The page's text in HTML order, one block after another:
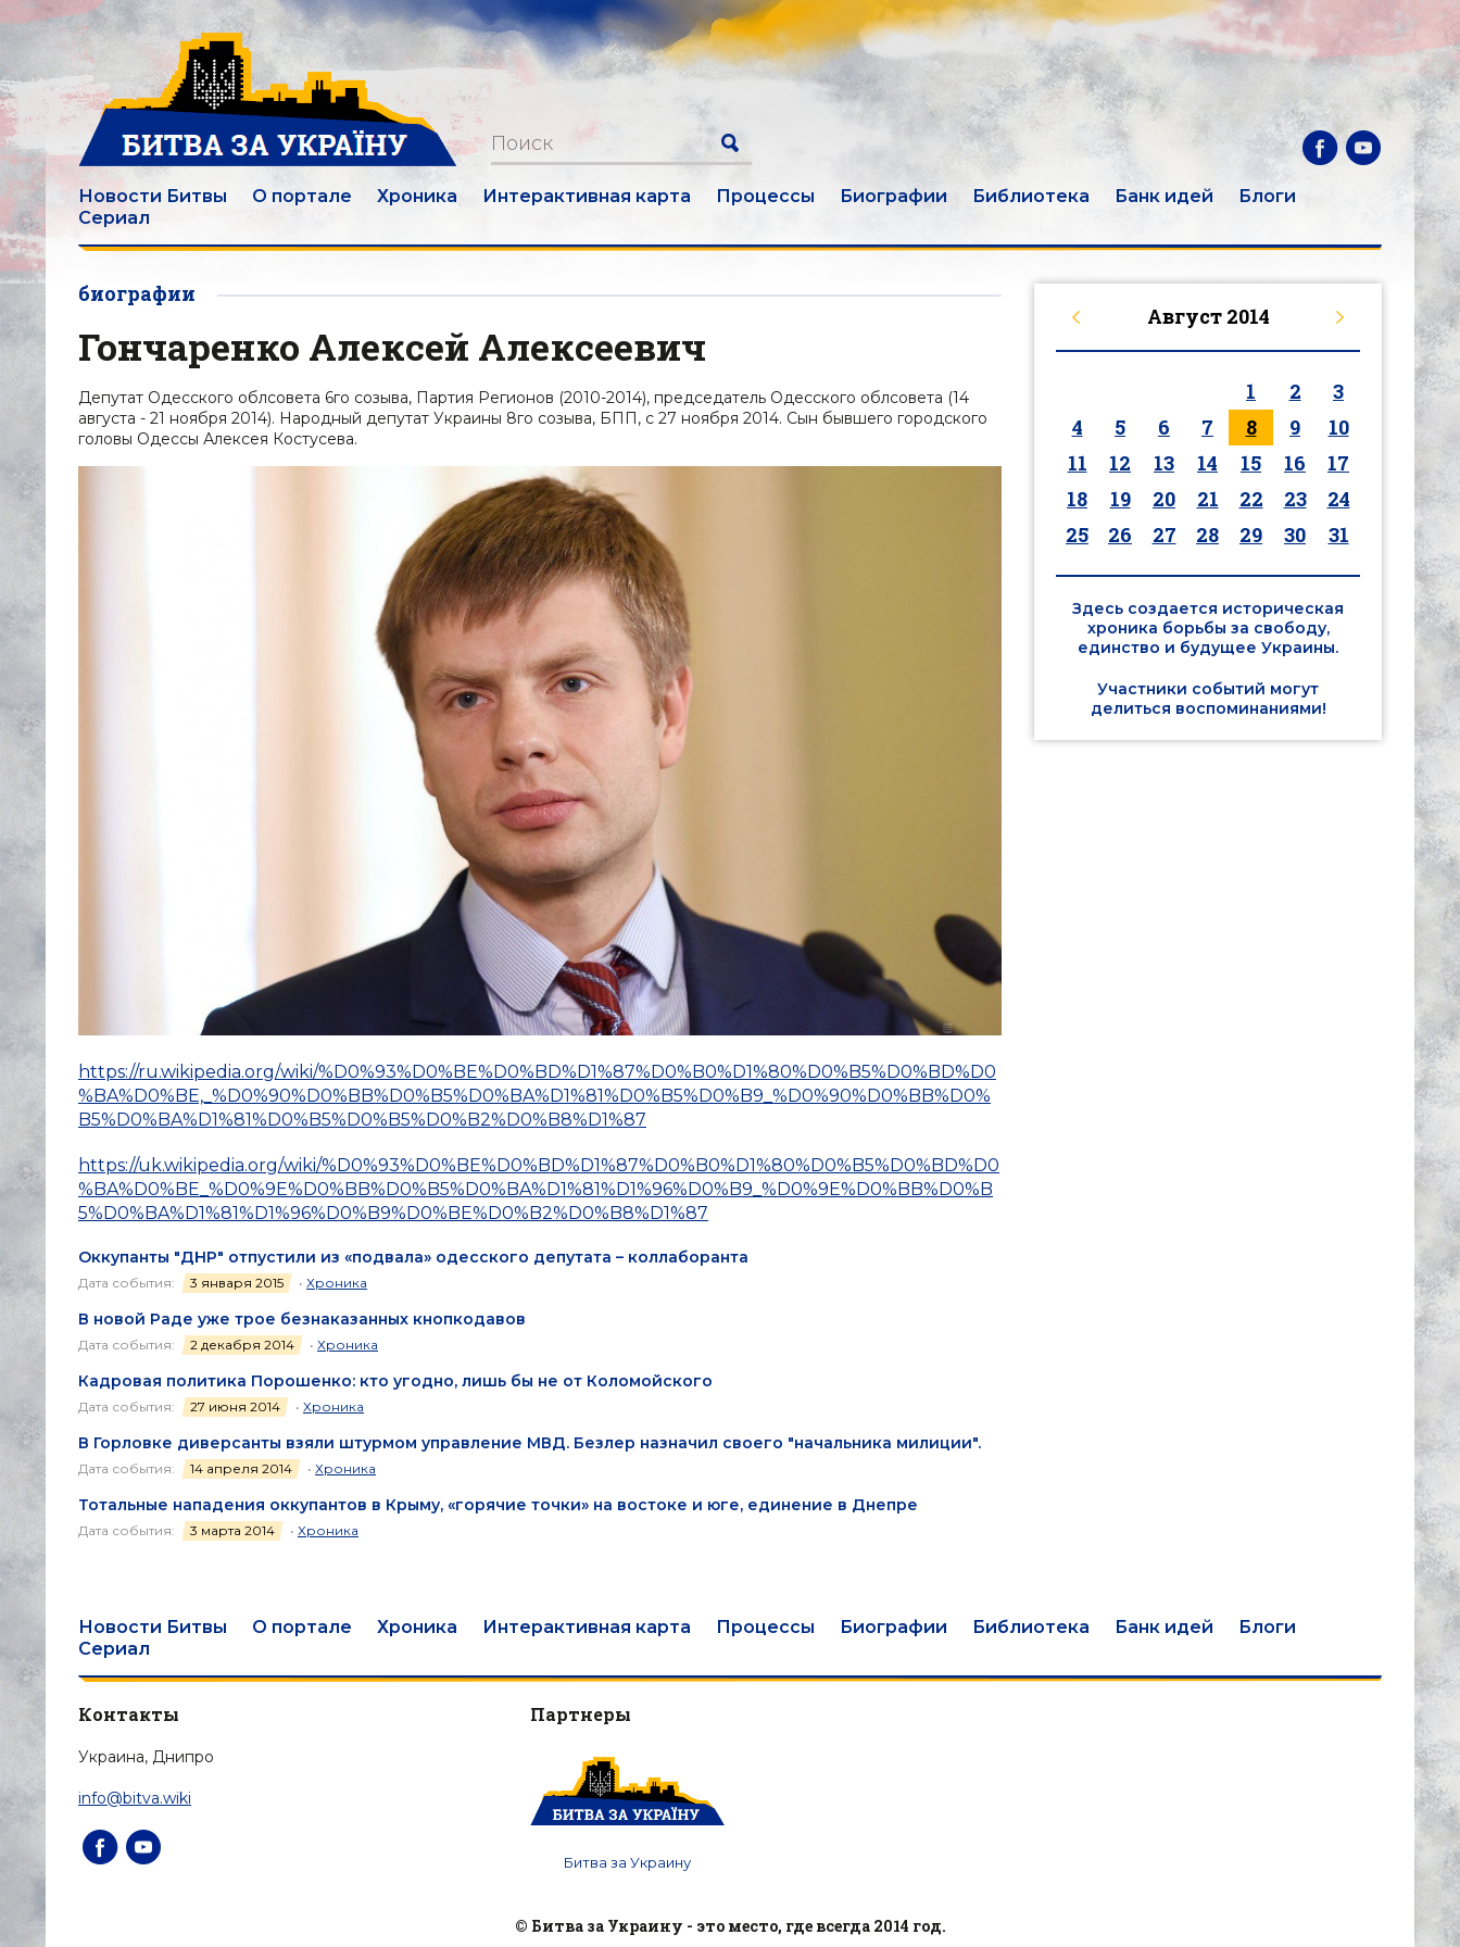
Новости Битвы О портале Хроника Интерактивная карта Процессы Биографии Библиотека Банк идей
Блоги
Сериал
биографии
Гончаренко Алексей Алексеевич
Депутат Одесского облсовета 6го созыва, Партия Регионов (2010-2014), председатель Одесского облсовета (14
августа - 21 ноября 2014). Народный депутат Украины 8го созыва, БПП, с 27 ноября 2014. Сын бывшего городского
головы Одессы Алексея Костусева.
https://ru.wikipedia.org/wiki/%D0%93%D0%BE%D0%BD%D1%87%D0%B0%D1%80%D0%B5%D0%BD%D0
%BA%D0%BE,_%D0%90%D0%BB%D0%B5%D0%BA%D1%81%D0%B5%D0%B9_%D0%90%D0%BB%D0%
B5%D0%BA%D1%81%D0%B5%D0%B5%D0%B2%D0%B8%D1%87
https://uk.wikipedia.org/wiki/%D0%93%D0%BE%D0%BD%D1%87%D0%B0%D1%80%D0%B5%D0%BD%D0
%BA%D0%BE_%D0%9E%D0%BB%D0%B5%D0%BA%D1%81%D1%96%D0%B9_%D0%9E%D0%BB%D0%B
5%D0%BA%D1%81%D1%96%D0%B9%D0%BE%D0%B2%D0%B8%D1%87
Оккупанты "ДНР" отпустили из «подвала» одесского депутата – коллаборанта
Дата события: 3 января 2015 • Хроника
В новой Раде уже трое безнаказанных кнопкодавов
Дата события: 2 декабря 2014 • Хроника
Кадровая политика Порошенко: кто угодно, лишь бы не от Коломойского
Дата события: 27 июня 2014 • Хроника
В Горловке диверсанты взяли штурмом управление МВД. Безлер назначил своего "начальника милиции".
Дата события: 14 апреля 2014 • Хроника
Тотальные нападения оккупантов в Крыму, «горячие точки» на востоке и юге, единение в Днепре
Дата события: 3 марта 2014 • Хроника
Август 2014
1 2
3
4
5 6 7 8 9
10
11
12 13 14 15 16
17
18
19 20 21 22 23
24
25
26 27 28 29 30 31
Здесь создается историческая
хроника борьбы за свободу,
единство и будущее Украины.
Участники событий могут
делиться воспоминаниями!
Новости Битвы О портале Хроника Интерактивная карта Процессы Биографии Библиотека Банк идей
Блоги
Сериал
Контакты
Украина, Днипро
info@bitva.wiki
Партнеры
Битва за Украину
© Битва за Украину - это место, где всегда 2014 год.